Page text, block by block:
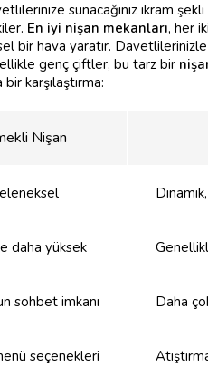
sunacağınız ikram
En iyi nişan mekanları, her
bir hava yaratır.
genç çiftler, bu tarz bir
bir karşılaştırma:
Nişan
daha yüksek
sohbet imkanı Daha
seçenekleri